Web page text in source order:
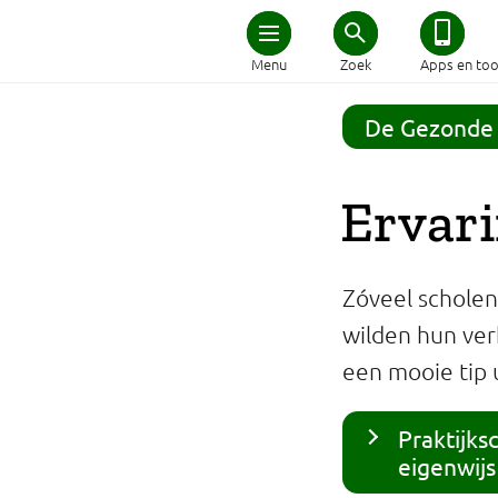
Menu Zoek Apps en
Home
Schijf van Vijf
Afvallen
Zwanger en kind
Duurzaam eten
Veilig eten
De
Zóveel
wilden hun
een mooie tip